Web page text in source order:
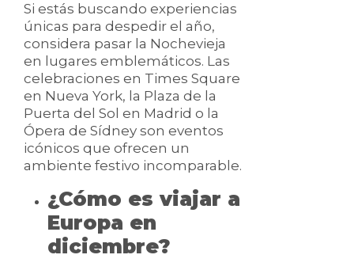
Si estás buscando experiencias
únicas para despedir el año,
considera pasar la Nochevieja
en lugares emblemáticos. Las
celebraciones en Times Square
en Nueva York, la Plaza de la
Puerta del Sol en Madrid o la
Ópera de Sídney son eventos
icónicos que ofrecen un
ambiente festivo incomparable.
¿Cómo es viajar a
Europa en
diciembre?